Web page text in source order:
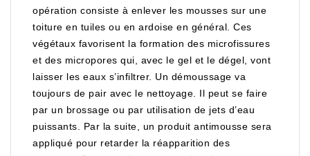
opération consiste à enlever les mousses sur une
toiture en tuiles ou en ardoise en général. Ces
végétaux favorisent la formation des microfissures
et des micropores qui, avec le gel et le dégel, vont
laisser les eaux s’infiltrer. Un démoussage va
toujours de pair avec le nettoyage. Il peut se faire
par un brossage ou par utilisation de jets d’eau
puissants. Par la suite, un produit antimousse sera
appliqué pour retarder la réapparition des